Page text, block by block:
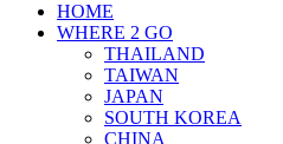
HOME
WHERE 2 GO
THAILAND
TAIWAN
JAPAN
SOUTH KOREA
CHINA